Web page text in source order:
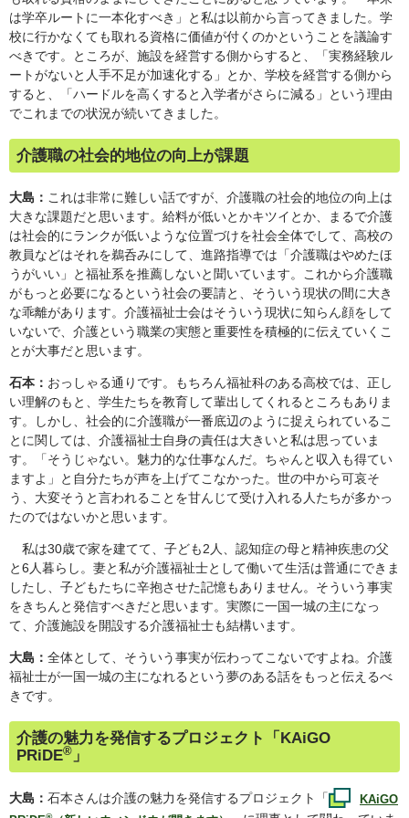
は学卒ルートに一本化すべき」と私は以前から言ってきました。学
校に行かなくても取れる資格に価値が付くのかということを議論す
べきです。ところが、施設を経営する側からすると、「実務経験ル
ートがないと人手不足が加速化する」とか、学校を経営する側から
すると、「ハードルを高くすると入学者がさらに減る」という理由
でこれまでの状況が続いてきました。
介護職の社会的地位の向上が課題
大島： これは非常に難しい話ですが、介護職の社会的地位の向上は
大きな課題だと思います。給料が低いとかキツイとか、まるで介護
は社会的にランクが低いような位置づけを社会全体でして、高校の
教員などはそれを鵜呑みにして、進路指導では「介護職はやめたほ
うがいい」と福祉系を推薦しないと聞いています。これから介護職
がもっと必要になるという社会の要請と、そういう現状の間に大き
な乖離があります。介護福祉士会はそういう現状に知らん顔をして
いないで、介護という職業の実態と重要性を積極的に伝えていくこ
とが大事だと思います。
石本： おっしゃる通りです。もちろん福祉科のある高校では、正し
い理解のもと、学生たちを教育して輩出してくれるところもありま
す。しかし、社会的に介護職が一番底辺のように捉えられているこ
とに関しては、介護福祉士自身の責任は大きいと私は思っていま
す。「そうじゃない。魅力的な仕事なんだ。ちゃんと収入も得てい
ますよ」と自分たちが声を上げてこなかった。世の中から可哀そ
う、大変そうと言われることを甘んじて受け入れる人たちが多かっ
たのではないかと思います。
私は30歳で家を建てて、子ども2人、認知症の母と精神疾患の父
と6人暮らし。妻と私が介護福祉士として働いて生活は普通にできま
したし、子どもたちに辛抱させた記憶もありません。そういう事実
をきちんと発信すべきだと思います。実際に一国一城の主になっ
て、介護施設を開設する介護福祉士も結構います。
大島： 全体として、そういう事実が伝わってこないですよね。介護
福祉士が一国一城の主になれるという夢のある話をもっと伝えるべ
きです。
介護の魅力を発信するプロジェクト「 KAiGO
PRiDE® 」
大島： 石本さんは介護の魅力を発信するプロジェクト「
KAiGO